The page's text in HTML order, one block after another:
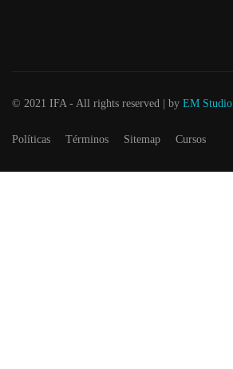
© 2021 IFA - All rights reserved | by EM Studio
Políticas Términos Sitemap Cursos